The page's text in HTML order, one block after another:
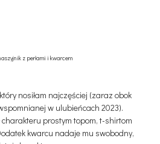
z perłami i kwarcem
nosiłam najczęściej (zaraz obok
w ulubieńcach 2023).
charakteru prostym topom, t-shirtom
kwarcu nadaje mu swobodny,